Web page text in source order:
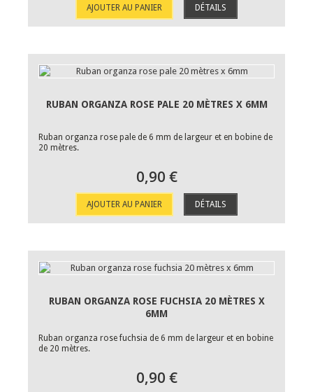
AJOUTER AU PANIER DÉTAILS
RUBAN ORGANZA ROSE PALE 20 MÈTRES X 6MM
Ruban organza rose pale de 6 mm de largeur et en bobine de
20 mètres.
0,90 €
AJOUTER AU PANIER DÉTAILS
RUBAN ORGANZA ROSE FUCHSIA 20 MÈTRES X
6MM
Ruban organza rose fuchsia de 6 mm de largeur et en bobine
de 20 mètres.
0,90 €